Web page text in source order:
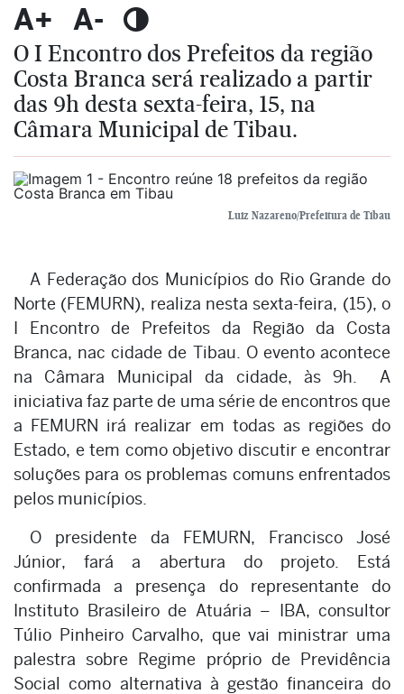
A+ A-
O I Encontro dos Prefeitos da região
Costa Branca será realizado a partir
das 9h desta sexta-feira, 15, na
Câmara Municipal de Tibau.
Luiz Nazareno/Prefeitura de Tibau
A Federação dos Municípios do Rio Grande do
Norte (FEMURN), realiza nesta sexta-feira, (15), o
I Encontro de Prefeitos da Região da Costa
Branca, nac cidade de Tibau. O evento acontece
na Câmara Municipal da cidade, às 9h. A
iniciativa faz parte de uma série de encontros que
a FEMURN irá realizar em todas as regiões do
Estado, e tem como objetivo discutir e encontrar
soluções para os problemas comuns enfrentados
pelos municípios.
O presidente da FEMURN, Francisco José
Júnior, fará a abertura do projeto. Está
confirmada a presença do representante do
Instituto Brasileiro de Atuária – IBA, consultor
Túlio Pinheiro Carvalho, que vai ministrar uma
palestra sobre Regime próprio de Previdência
Social como alternativa à gestão financeira do